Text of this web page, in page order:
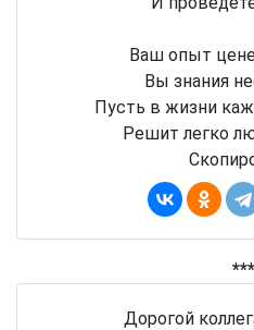
Ваш опыт
Вы знания
Пусть в жизни
Решит легко
***
Дорогой